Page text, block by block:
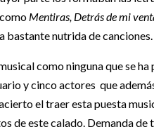
Mentiras, Detrás de mi
bastante nutrida de canciones.
como ninguna que se
y cinco actores que
el traer esta puesta
de este calado. Demanda